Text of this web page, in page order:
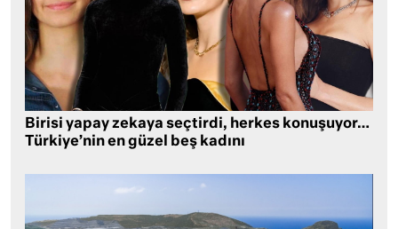
Birisi yapay zekaya seçtirdi, herkes konuşuyor…
Türkiye’nin en güzel beş kadını